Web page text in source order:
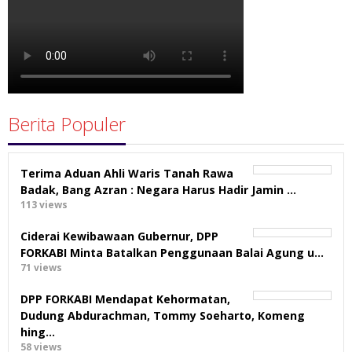
Berita Populer
Terima Aduan Ahli Waris Tanah Rawa
Badak, Bang Azran : Negara Harus Hadir Jamin …
113 views
Ciderai Kewibawaan Gubernur, DPP
FORKABI Minta Batalkan Penggunaan Balai Agung u…
71 views
DPP FORKABI Mendapat Kehormatan,
Dudung Abdurachman, Tommy Soeharto, Komeng
hing…
58 views